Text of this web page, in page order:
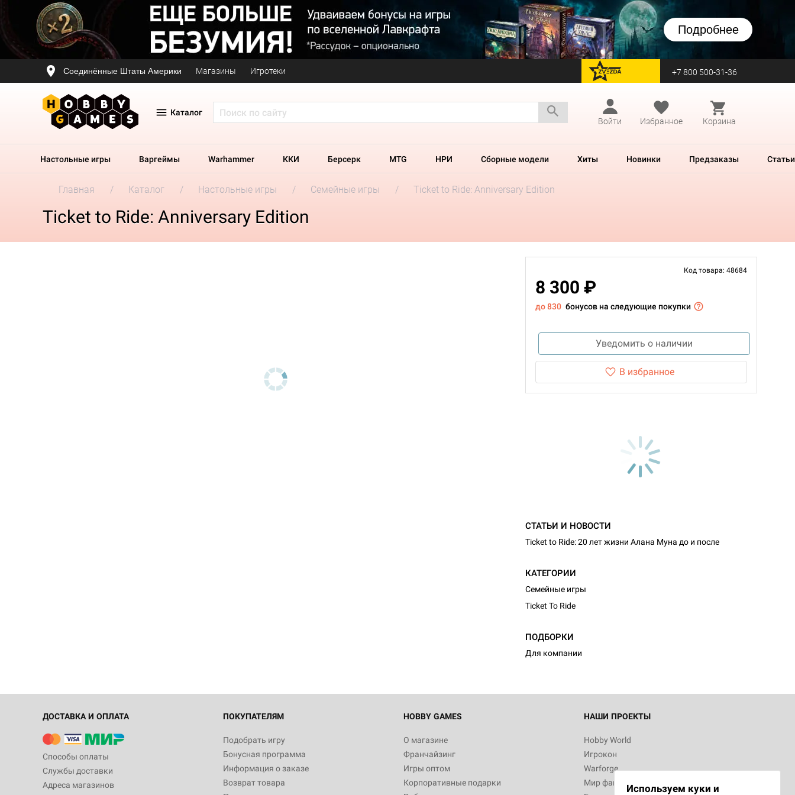
Подробнее
Соединённые Штаты Америки Магазины Игротеки перейти на Zvezda +7 800 500-31-36
Каталог
Войти
Избранное Корзина
Настольные игры Варгеймы Warhammer ККИ Берсерк MTG НРИ Сборные модели Хиты Новинки Предзаказы Статьи
Главная Каталог Настольные игры Семейные игры Ticket to Ride: Anniversary Edition
Ticket to Ride: Anniversary Edition
Код товара: 48684
8 300 ₽
до 830 бонусов на следующие покупки
Уведомить о наличии
В избранное
СТАТЬИ И НОВОСТИ
Ticket to Ride: 20 лет жизни Алана Муна до и после
КАТЕГОРИИ
Семейные игры
Ticket To Ride
ПОДБОРКИ
Для компании
ДОСТАВКА И ОПЛАТА
Способы оплаты
Службы доставки
Адреса магазинов
ПОКУПАТЕЛЯМ
Подобрать игру
Бонусная программа
Информация о заказе
Возврат товара
HOBBY GAMES
О магазине
Франчайзинг
Игры оптом
Корпоративные подарки
НАШИ ПРОЕКТЫ
Hobby World
Игрокон
Warforge
Мир фантастикиИспользуем куки и